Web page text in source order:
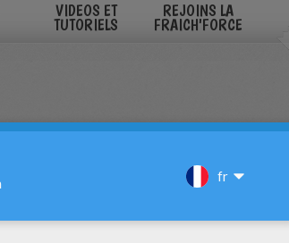
VIDÉOS ET
TUTORIELS
REJOINS LA
FRAICH'FORCE